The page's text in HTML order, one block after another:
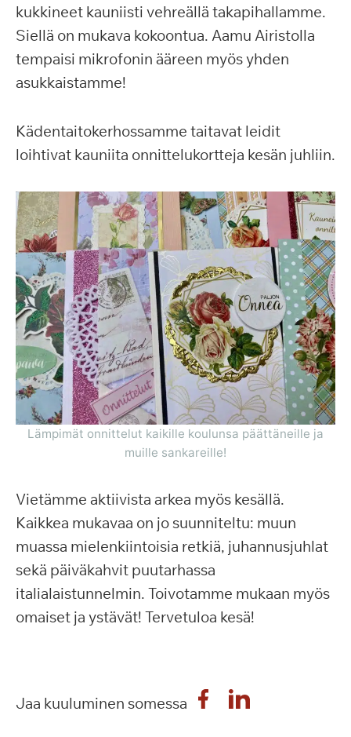
kukkineet kauniisti vehreällä takapihallamme.
Siellä on mukava kokoontua. Aamu Airistolla
tempaisi mikrofonin ääreen myös yhden
asukkaistamme!
Kädentaitokerhossamme taitavat leidit
loihtivat kauniita onnittelukortteja kesän juhliin.
Lämpimät onnittelut kaikille koulunsa päättäneille ja
muille sankareille!
Vietämme aktiivista arkea myös kesällä.
Kaikkea mukavaa on jo suunniteltu: muun
muassa mielenkiintoisia retkiä, juhannusjuhlat
sekä päiväkahvit puutarhassa
italialaistunnelmin. Toivotamme mukaan myös
omaiset ja ystävät! Tervetuloa kesä!
Jaa kuuluminen somessa